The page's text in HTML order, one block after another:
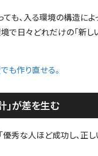
ても、入る環境の構造
で日々どれだけの「新
も作り直せる。
」が差を生む
優秀な人ほど成功し、